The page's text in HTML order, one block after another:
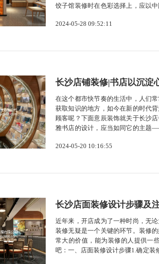
饺子馆装修时在色彩选择上，应以
顾客的需求和习惯。在空间布局上，
2024-05-28 09:52:11
长沙店铺装修|书店以沉淀
在这个都市快节奏的生活中，人们
获取知识的地方，如今在新的时代
顾客呢？下面意辰装饰就关于长沙
雅书店的设计，应当如同它的主题
有致，既要有足够的空间供顾客挑选
2024-05-20 10:16:55
长沙店面装修设计步骤及
近年来，开店成为了一种时尚，无
装修无疑是一个关键的环节。装修
常大的价值，能为装修的人提供一
吧：一、店面装修设计步骤1.确定